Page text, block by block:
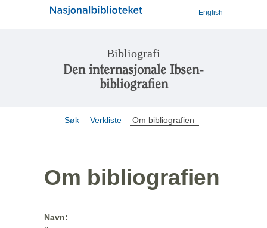
English
Bibliografi
Den internasjonale Ibsen-
bibliografien
Søk Verkliste Om bibliografien
Om bibliografien
Navn: